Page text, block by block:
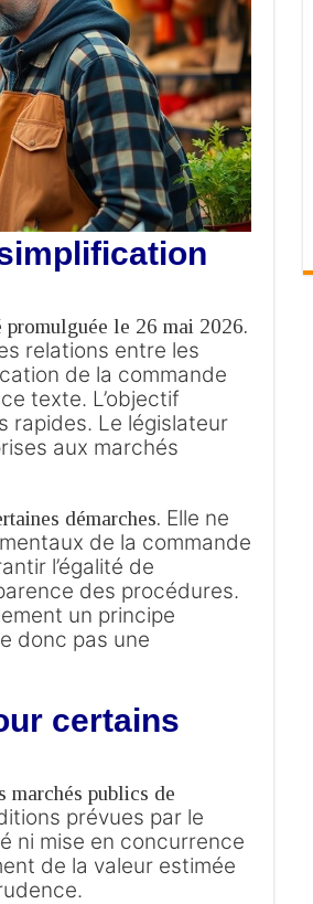
le 26 mai 2026.
relations entre les
de la commande
texte. L’objectif
rapides. Le législateur
aux marchés
démarches. Elle ne
de la commande
l’égalité de
des procédures.
un principe
donc pas une
certains
publics de
prévues par le
ni mise en concurrence
de la valeur estimée